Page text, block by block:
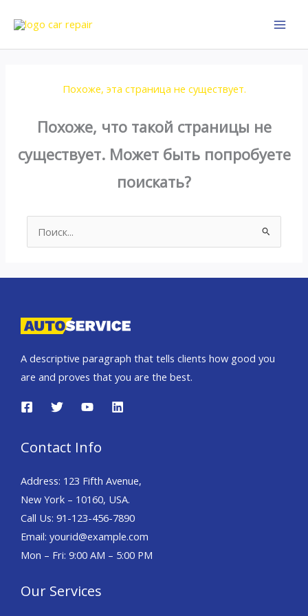
содержимому
Похоже, эта страница не существует.
Похоже, что такой страницы не
существует. Может быть попробуете
поискать?
Поиск:
A descriptive paragraph that tells clients how good you
are and proves that you are the best.
Contact Info
Address: 123 Fifth Avenue,
New York – 10160, USA.
Call Us: 91-123-456-7890
Email: yourid@example.com
Mon – Fri: 9:00 AM – 5:00 PM
Our Services